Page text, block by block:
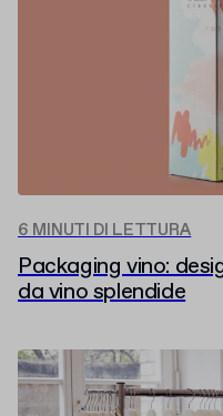
6 MINUTI DI LETTURA
Packaging vino:
da vino splendide